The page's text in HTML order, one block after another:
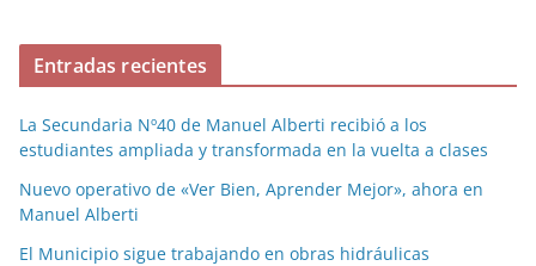
Entradas recientes
La Secundaria Nº40 de Manuel Alberti recibió a los
estudiantes ampliada y transformada en la vuelta a clases
Nuevo operativo de «Ver Bien, Aprender Mejor», ahora en
Manuel Alberti
El Municipio sigue trabajando en obras hidráulicas